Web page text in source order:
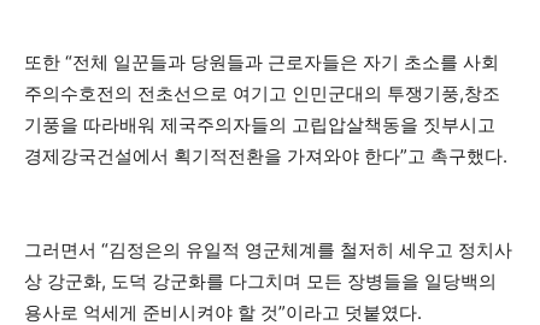
또한 “전체 일꾼들과 당원들과 근로자들은 자기 초소를 사회
주의수호전의 전초선으로 여기고 인민군대의 투쟁기풍,창조
기풍을 따라배워 제국주의자들의 고립압살책동을 짓부시고
경제강국건설에서 획기적전환을 가져와야 한다”고 촉구했다.
그러면서 “김정은의 유일적 영군체계를 철저히 세우고 정치사
상 강군화, 도덕 강군화를 다그치며 모든 장병들을 일당백의
용사로 억세게 준비시켜야 할 것”이라고 덧붙였다.